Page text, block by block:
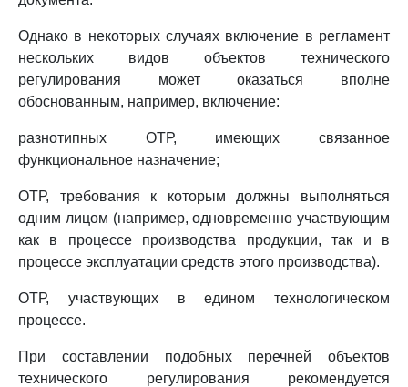
Однако в некоторых случаях включение в регламент
нескольких видов объектов технического
регулирования может оказаться вполне
обоснованным, например, включение:
разнотипных ОТР, имеющих связанное
функциональное назначение;
ОТР, требования к которым должны выполняться
одним лицом (например, одновременно участвующим
как в процессе производства продукции, так и в
процессе эксплуатации средств этого производства).
ОТР, участвующих в едином технологическом
процессе.
При составлении подобных перечней объектов
технического регулирования рекомендуется